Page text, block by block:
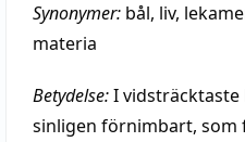
Synonymer: bål, liv,
materia
Betydelse:I
sinligen förnimbart, som